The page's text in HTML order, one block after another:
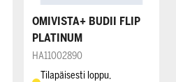
OMIVISTA+ BUDII FLIP
PLATINUM
HA11002890
Tilapäisesti loppu,